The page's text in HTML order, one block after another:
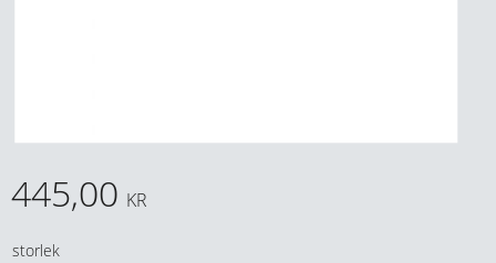
445,00 KR
storlek